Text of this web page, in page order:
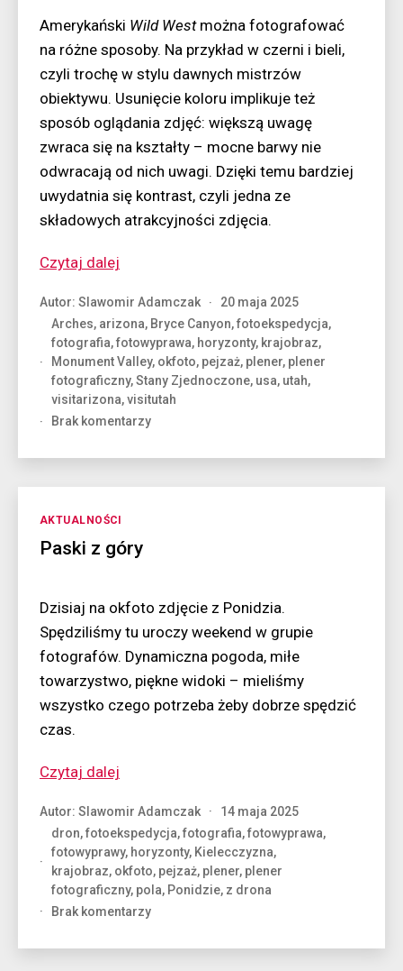
Amerykański Wild Westmożna fotografować
na różne sposoby. Na przykład w czerni i bieli,
czyli trochę w stylu dawnych mistrzów
obiektywu. Usunięcie koloru implikuje też
sposób oglądania zdjęć: większą uwagę
zwraca się na kształty – mocne barwy nie
odwracają od nich uwagi. Dzięki temu bardziej
uwydatnia się kontrast, czyli jedna ze
składowych atrakcyjności zdjęcia.
Czytaj dalej
kontrasty
Dzikiego
Zachodu”
Autor: Slawomir Adamczak
20 maja 2025
Arches, arizona, Bryce Canyon,fotoekspedycja,
fotografia,fotowyprawa, horyzonty, krajobraz,
Monument Valley, okfoto, pejzaż, plener, plener
fotograficzny,Stany Zjednoczone, usa, utah,
visitarizona,visitutah
Brak komentarzydo
i
Kategorie
AKTUALNOŚCI
Paski z góry
Dzisiaj na okfoto zdjęcie z Ponidzia.
Spędziliśmy tu uroczy weekend w grupie
fotografów. Dynamiczna pogoda, miłe
towarzystwo, piękne widoki – mieliśmy
wszystko czego potrzeba żeby dobrze spędzić
czas.
Czytaj dalej
góry”
Autor: Slawomir Adamczak
14 maja 2025
dron,fotoekspedycja,fotografia,fotowyprawa,
fotowyprawy, horyzonty, Kielecczyzna,
krajobraz, okfoto, pejzaż, plener, plener
fotograficzny, pola, Ponidzie, z drona
Brak komentarzydo
z